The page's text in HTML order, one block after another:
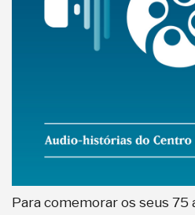
Para comemorar os seus 75